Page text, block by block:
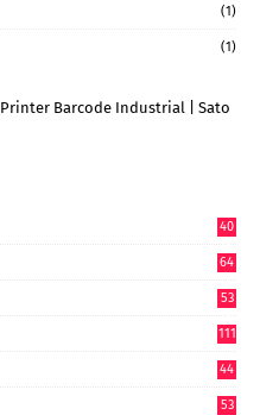
(1)
(1)
Printer Barcode Industrial | Sato
40
64
53
111
44
53